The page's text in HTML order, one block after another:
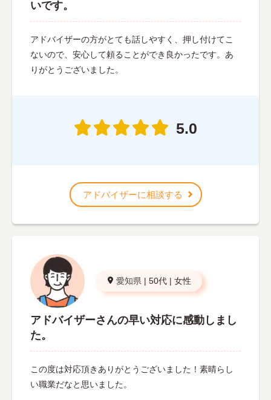
いです。
アドバイザーの方がとても話しやすく、押し付けてこ
ないので、安心して頼ることができ良かったです。あ
りがとうございました。
5.0
アドバイザーに相談する
愛知県 | 50代 | 女性
アドバイザーさんの早い対応に感動しまし
た。
この度は対応頂きありがとうございました！素晴らし
い職業だなと思いました。